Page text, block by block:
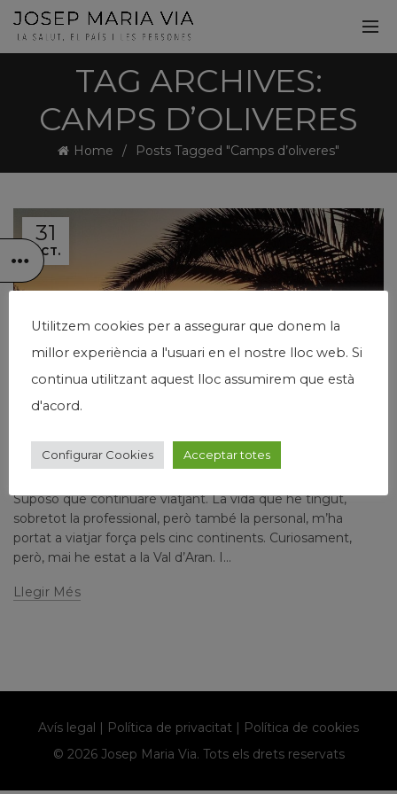
TAG ARCHIVES:
CAMPS D’OLIVERES
Home Posts Tagged "Camps d’oliveres"
31
OCT.
Humanisme
OCTUBRE, TARDOR, POESIA I ART
Escrit perjosepmariavia Deixa un comentari
Suposo que continuaré viatjant. La vida que he tingut,
sobretot la professional, però també la personal, m’ha
portat a viatjar força pels cinc continents. Curiosament,
però, mai he estat a la Val d’Aran. I...
Llegir Més
© 2026 Josep Maria Via. Tots els drets reservats
Avís legal | Política de privacitat | Política de cookies
Utilitzem cookies per a assegurar que donem la
millor experiència a l'usuari en el nostre lloc web. Si
continua utilitzant aquest lloc assumirem que està
d'acord.
Configurar Cookies Acceptar totes